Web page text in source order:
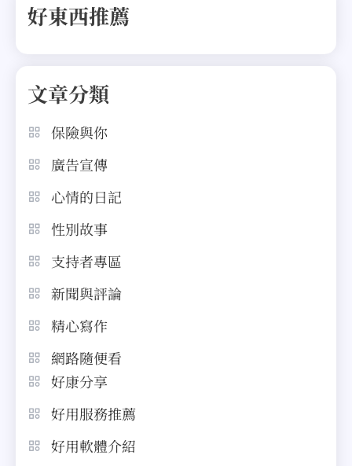
好東西推薦
文章分類
保險與你
廣告宣傳
心情的日記
性別故事
支持者專區
新聞與評論
精心寫作
網路隨便看
好康分享
好用服務推薦
好用軟體介紹